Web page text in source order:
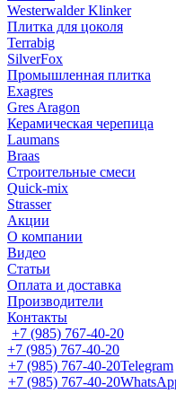
Westerwalder Klinker
Плитка для цоколя
Terrabig
SilverFox
Промышленная плитка
Exagres
Gres Aragon
Керамическая черепица
Laumans
Braas
Строительные смеси
Quick-mix
Strasser
Акции
О компании
Видео
Статьи
Оплата и доставка
Производители
Контакты
+7 (985) 767-40-20
+7 (985) 767-40-20
+7 (985) 767-40-20Telegram
+7 (985) 767-40-20